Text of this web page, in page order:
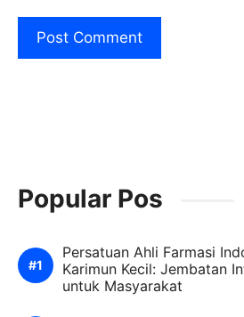
Popular Pos
Persatuan Ahli Farmasi
Karimun Kecil: Jembatan
untuk Masyarakat